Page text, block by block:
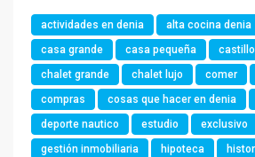
actividades en denia alta cocina denia
casa grande
casa pequeña castillo
chalet grande
chalet lujo comer
compras
cosas que hacer en denia
deporte nautico
estudio exclusivo
gestión inmobiliaria
hipoteca